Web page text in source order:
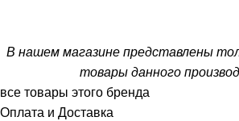
В нашем магазине представлены
товары данного
все товары этого бренда
Оплата и Доставка